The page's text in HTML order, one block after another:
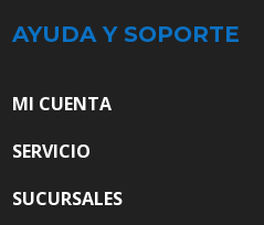
AYUDA Y SOPORTE
MI CUENTA
SERVICIO
SUCURSALES